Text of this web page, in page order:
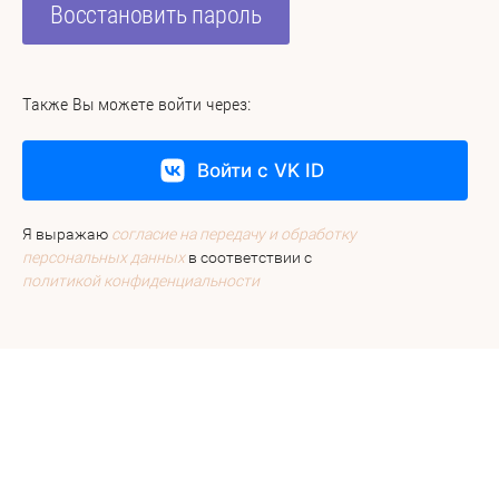
Восстановить пароль
Также Вы можете войти через:
Войти с VK ID
Я выражаю согласие на передачу и обработку
персональных данныхв соответствии с
политикой конфиденциальности